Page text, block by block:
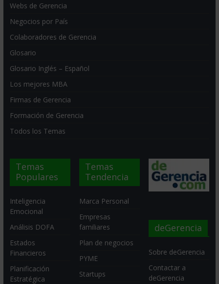
Webs de Gerencia
Negocios por País
Colaboradores de Gerencia
Glosario
Glosario Inglés – Español
Los mejores MBA
Firmas de Gerencia
Formación de Gerencia
Todos los Temas
Temas
Populares
Inteligencia
Emocional
Análisis DOFA
Estados
Financieros
Planificación
Estratégica
Temas
Tendencia
Marca Personal
Empresas
familiares
Plan de negocios
PYME
Startups
deGerencia
Sobre deGerencia
Contactar a
deGerencia